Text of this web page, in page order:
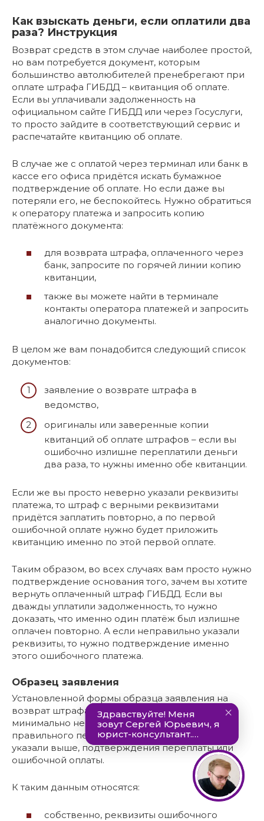
Как взыскать деньги, если оплатили два
раза? Инструкция
Возврат средств в этом случае наиболее простой,
но вам потребуется документ, которым
большинство автолюбителей пренебрегают при
оплате штрафа ГИБДД – квитанция об оплате.
Если вы уплачивали задолженность на
официальном сайте ГИБДД или через Госуслуги,
то просто зайдите в соответствующий сервис и
распечатайте квитанцию об оплате.
В случае же с оплатой через терминал или банк в
кассе его офиса придётся искать бумажное
подтверждение об оплате. Но если даже вы
потеряли его, не беспокойтесь. Нужно обратиться
к оператору платежа и запросить копию
платёжного документа:
для возврата штрафа, оплаченного через
банк, запросите по горячей линии копию
квитанции,
также вы можете найти в терминале
контакты оператора платежей и запросить
аналогично документы.
В целом же вам понадобится следующий список
документов:
заявление о возврате штрафа в
ведомство,
оригиналы или заверенные копии
квитанций об оплате штрафов – если вы
ошибочно излишне переплатили деньги
два раза, то нужны именно обе квитанции.
Если же вы просто неверно указали реквизиты
платежа, то штраф с верными реквизитами
придётся заплатить повторно, а по первой
ошибочной оплате нужно будет приложить
квитанцию именно по этой первой оплате.
Таким образом, во всех случаях вам просто нужно
подтверждение основания того, зачем вы хотите
вернуть оплаченный штраф ГИБДД. Если вы
дважды уплатили задолженность, то нужно
доказать, что именно один платёж был излишне
оплачен повторно. А если неправильно указали
реквизиты, то нужно подтверждение именно
этого ошибочного платежа.
Образец заявления
Установленной формы образца заявления на
возврат штрафа в 2021 году нет. Но есть
минимально необходимые данные для
правильного перечисления денег и, как мы
указали выше, подтверждения переплаты или
ошибочной оплаты.
К таким данным относятся:
собственно, реквизиты ошибочного